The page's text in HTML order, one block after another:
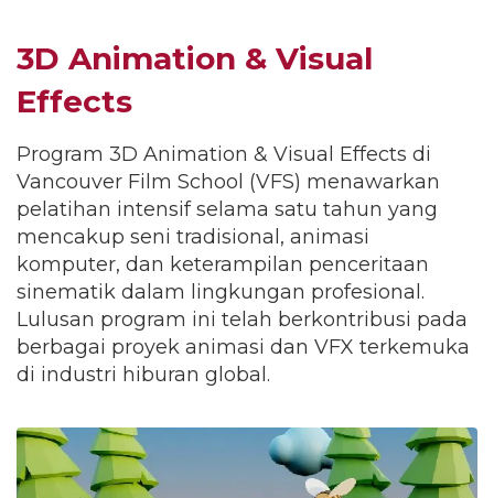
3D Animation & Visual
Effects
Program 3D Animation & Visual Effects di
Vancouver Film School (VFS) menawarkan
pelatihan intensif selama satu tahun yang
mencakup seni tradisional, animasi
komputer, dan keterampilan penceritaan
sinematik dalam lingkungan profesional.
Lulusan program ini telah berkontribusi pada
berbagai proyek animasi dan VFX terkemuka
di industri hiburan global.